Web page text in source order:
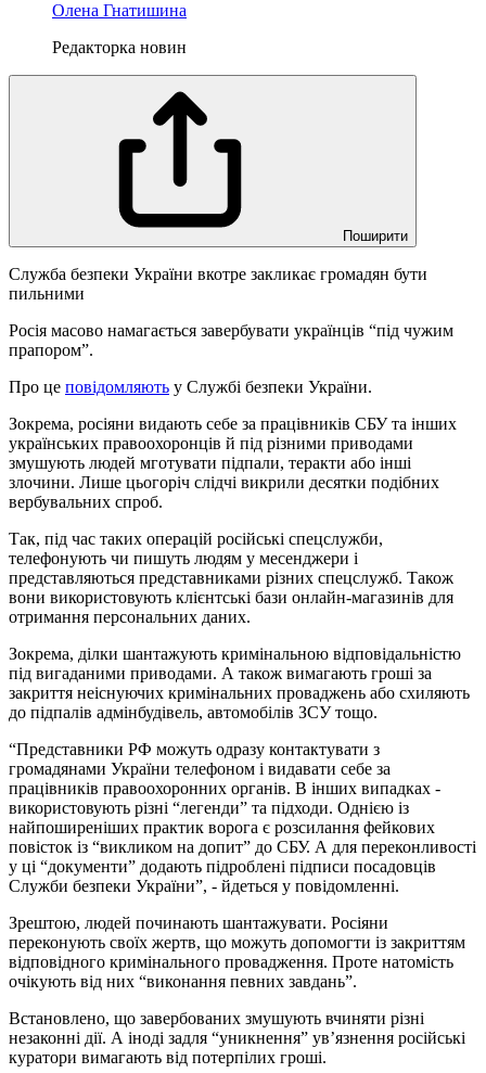
Олена Гнатишина
Редакторка новин
Поширити
Служба безпеки України вкотре закликає громадян бути
пильними
Росія масово намагається завербувати українців “під чужим
прапором”.
Про це повідомляють у Службі безпеки України.
Зокрема, росіяни видають себе за працівників СБУ та інших
українських правоохоронців й під різними приводами
змушують людей мготувати підпали, теракти або інші
злочини. Лише цьогоріч слідчі викрили десятки подібних
вербувальних спроб.
Так, під час таких операцій російські спецслужби,
телефонують чи пишуть людям у месенджери і
представляються представниками різних спецслужб. Також
вони ⁠⁠використовують клієнтські бази онлайн-магазинів для
отримання персональних даних.
Зокрема, ділки шантажують кримінальною відповідальністю
під вигаданими приводами. А також вимагають гроші за
закриття неіснуючих кримінальних проваджень або схиляють
до підпалів адмінбудівель, автомобілів ЗСУ тощо.
“Представники РФ можуть одразу контактувати з
громадянами України телефоном і видавати себе за
працівників правоохоронних органів. В інших випадках -
використовують різні “легенди” та підходи. Однією із
найпоширеніших практик ворога є розсилання фейкових
повісток із “викликом на допит” до СБУ. А для переконливості
у ці “документи” додають підроблені підписи посадовців
Служби безпеки України”, - йдеться у повідомленні.
Зрештою, людей починають шантажувати. Росіяни
переконують своїх жертв, що можуть допомогти із закриттям
відповідного кримінального провадження. Проте натомість
очікують від них “виконання певних завдань”.
Встановлено, що завербованих змушують вчиняти різні
незаконні дії. А іноді задля “уникнення” ув’язнення російські
куратори вимагають від потерпілих гроші.